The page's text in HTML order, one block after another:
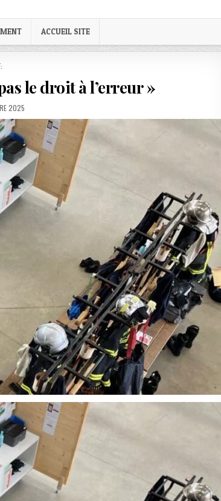
ACCUEIL SITE
le droit à l’erreur »
2025